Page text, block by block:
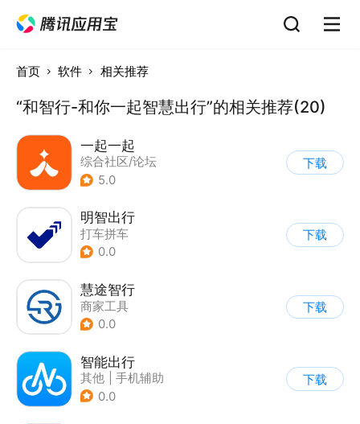
首页 软件 相关推荐
“和智行-和你一起智慧出行”的相关推荐(20)
一起一起
综合社区/论坛
5.0
下载
明智出行
打车拼车
0.0
下载
慧途智行
商家工具
0.0
下载
智能出行
其他
手机辅助
0.0
下载